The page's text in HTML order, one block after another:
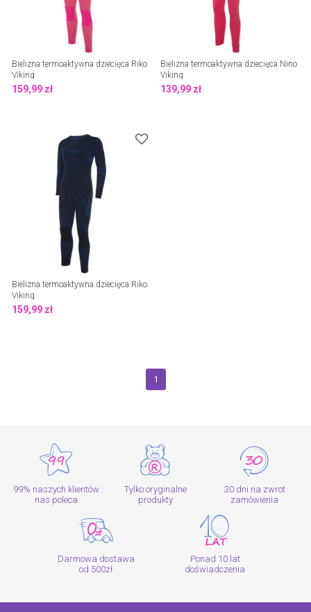
Bielizna termoaktywna dziecięca Riko
Viking
159,99 zł
Bielizna termoaktywna dziecięca Nino
Viking
139,99 zł
Bielizna termoaktywna dziecięca Riko
Viking
159,99 zł
1
99% naszych klientów
nas poleca
Tylko oryginalne
produkty
30 dni na zwrot
zamówienia
Darmowa dostawa
od 500zł
Ponad 10 lat
doświadczenia